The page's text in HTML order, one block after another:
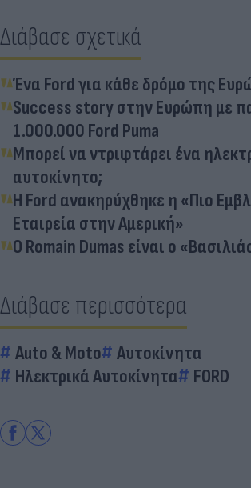
Διάβασε σχετικά
Ένα Ford για κάθε δρόμο της
Success story στην Ευρώπη με
1.000.000 Ford Puma
Μπορεί να ντριφτάρει ένα
αυτοκίνητο;
Η Ford ανακηρύχθηκε η «Πιο
Εταιρεία στην Αμερική»
Ο Romain Dumas είναι ο
Διάβασε περισσότερα
Auto & Moto
Αυτοκίνητα
Ηλεκτρικά Αυτοκίνητα
FORD